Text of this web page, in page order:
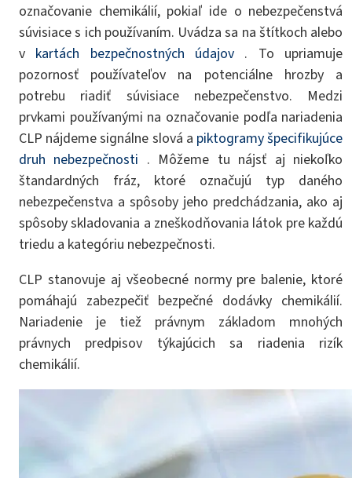
označovanie chemikálií, pokiaľ ide o nebezpečenstvá
súvisiace s ich používaním. Uvádza sa na štítkoch alebo
v kartách bezpečnostných údajov . To upriamuje
pozornosť používateľov na potenciálne hrozby a
potrebu riadiť súvisiace nebezpečenstvo. Medzi
prvkami používanými na označovanie podľa nariadenia
CLP nájdeme signálne slová a piktogramy špecifikujúce
druh nebezpečnosti . Môžeme tu nájsť aj niekoľko
štandardných fráz, ktoré označujú typ daného
nebezpečenstva a spôsoby jeho predchádzania, ako aj
spôsoby skladovania a zneškodňovania látok pre každú
triedu a kategóriu nebezpečnosti.
CLP stanovuje aj všeobecné normy pre balenie, ktoré
pomáhajú zabezpečiť bezpečné dodávky chemikálií.
Nariadenie je tiež právnym základom mnohých
právnych predpisov týkajúcich sa riadenia rizík
chemikálií.